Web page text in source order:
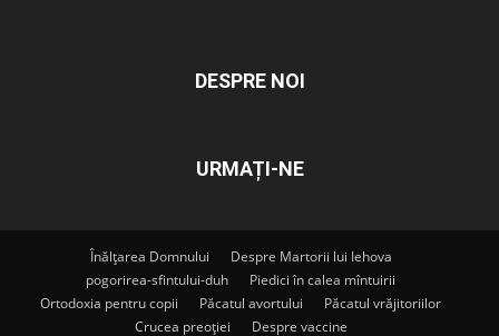
DESPRE NOI
URMAȚI-NE
Înălțarea Domnului
Despre Martorii lui Iehova
pogorirea-sfintului-duh
Piedici în calea mîntuirii
Ortodoxia pentru copii
Păcatul avortului
Păcatul vrăjitoriilor
Crucea preoției
Despre vaccine